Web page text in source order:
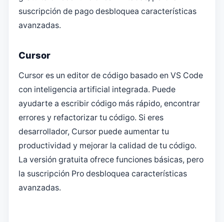
suscripción de pago desbloquea características
avanzadas.
Cursor
Cursor es un editor de código basado en VS Code
con inteligencia artificial integrada. Puede
ayudarte a escribir código más rápido, encontrar
errores y refactorizar tu código. Si eres
desarrollador, Cursor puede aumentar tu
productividad y mejorar la calidad de tu código.
La versión gratuita ofrece funciones básicas, pero
la suscripción Pro desbloquea características
avanzadas.